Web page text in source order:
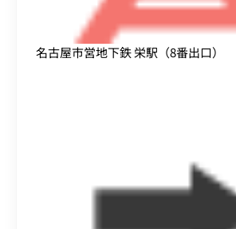
名古屋市営地下鉄 栄駅（8番出口）